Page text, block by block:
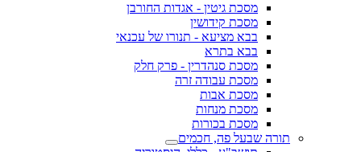
מסכת גיטין - אגדות החורבן
מסכת קידושין
בבא מציעא - תנורו של עכנאי
בבא בתרא
מסכת סנהדרין - פרק חלק
מסכת עבודה זרה
מסכת אבות
מסכת מנחות
מסכת בכורות
תורה שבעל פה, חכמים